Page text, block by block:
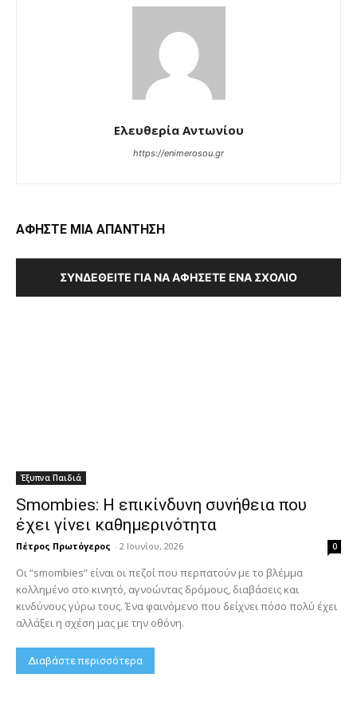
Ελευθερία Αντωνίου
https://enimerosou.gr
ΑΦΗΣΤΕ ΜΙΑ ΑΠΑΝΤΗΣΗ
ΣΥΝΔΕΘΕΊΤΕ ΓΙΑ ΝΑ ΑΦΉΣΕΤΕ ΈΝΑ ΣΧΌΛΙΟ
Έξυπνα Παιδιά
Smombies: Η επικίνδυνη συνήθεια που
έχει γίνει καθημερινότητα
Πέτρος Πρωτόγερος - 2 Ιουνίου, 2026 0
Οι “smombies” είναι οι πεζοί που περπατούν με το βλέμμα
κολλημένο στο κινητό, αγνοώντας δρόμους, διαβάσεις και
κινδύνους γύρω τους. Ένα φαινόμενο που δείχνει πόσο πολύ έχει
αλλάξει η σχέση μας με την οθόνη.
Διαβάστε περισσότερα